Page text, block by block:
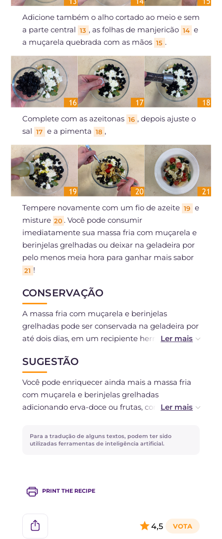
Adicione também o alho cortado ao meio e sem
a parte central 13 , as folhas de manjericão 14 e
a muçarela quebrada com as mãos 15 .
Complete com as azeitonas 16 , depois ajuste o
sal 17 e a pimenta 18 ,
Tempere novamente com um fio de azeite 19 e
misture 20 . Você pode consumir
imediatamente sua massa fria com muçarela e
berinjelas grelhadas ou deixar na geladeira por
pelo menos meia hora para ganhar mais sabor
21 !
CONSERVAÇÃO
A massa fria com muçarela e berinjelas
grelhadas pode ser conservada na geladeira por
até dois dias, em um recipiente hermético. Se
consumi-la nos dias seguintes, recomendamos
adicionar os tomatinhos por último, pois
tendem a azedar.
SUGESTÃO
Você pode enriquecer ainda mais a massa fria
com muçarela e berinjelas grelhadas
adicionando erva-doce ou frutas, como
Para a tradução de alguns textos, podem ter sido
utilizadas ferramentas de inteligência artificial.
PRINT THE RECIPE
4,5